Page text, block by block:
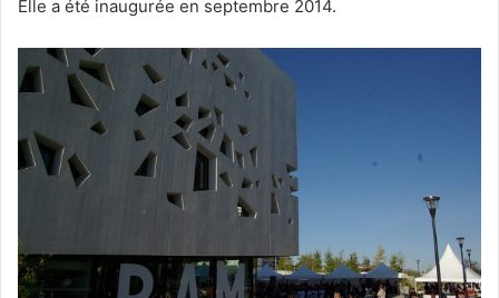
Elle a été inaugurée en septembre 2014.